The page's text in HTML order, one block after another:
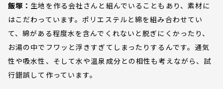
飯塚： 生地を作る会社さんと組んでいることもあり、素材に
はこだわっています。ポリエステルと綿を組み合わせてい
て、綿がある程度水を含んでくれないと脱ぎにくかったり、
お湯の中でフワッと浮きすぎてしまったりするんです。通気
性や吸水性、そして水や温泉成分との相性も考えながら、試
行錯誤して作っています。